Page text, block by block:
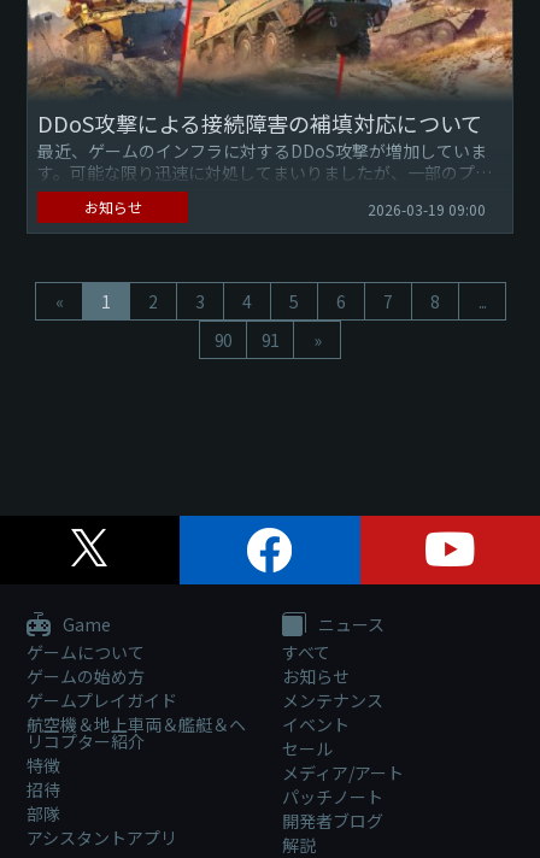
DDoS攻撃による接続障害の補填対応について
最近、ゲームのインフラに対するDDoS攻撃が増加していま
す。可能な限り迅速に対処してまいりましたが、一部のプレ
イヤーの皆さまに認証や戦闘への参加に関する問題が発生し
ました。長らくお...
お知らせ 2026-03-19 09:00
« 1 2 3 4 5 6 7 8
...
90
91 »
Game
ゲームについて
ゲームの始め方
ゲームプレイガイド
航空機＆地上車両＆艦艇＆ヘ
リコプター紹介
特徴
招待
部隊
アシスタントアプリ
ニュース
すべて
お知らせ
メンテナンス
イベント
セール
メディア/アート
パッチノート
開発者ブログ
解説